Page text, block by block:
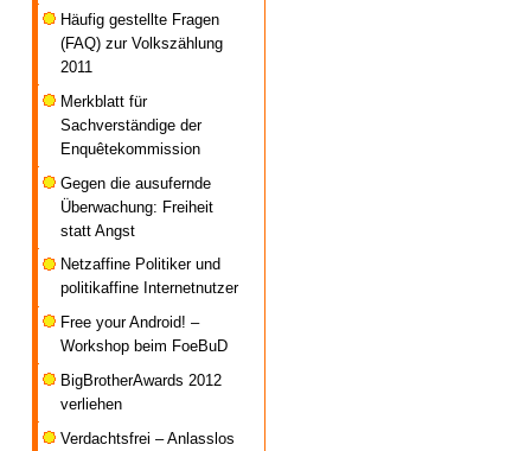
Häufig gestellte Fragen
(FAQ) zur Volkszählung
2011
Merkblatt für
Sachverständige der
Enquêtekommission
Gegen die ausufernde
Überwachung: Freiheit
statt Angst
Netzaffine Politiker und
politikaffine Internetnutzer
Free your Android! –
Workshop beim FoeBuD
BigBrotherAwards 2012
verliehen
Verdachtsfrei – Anlasslos